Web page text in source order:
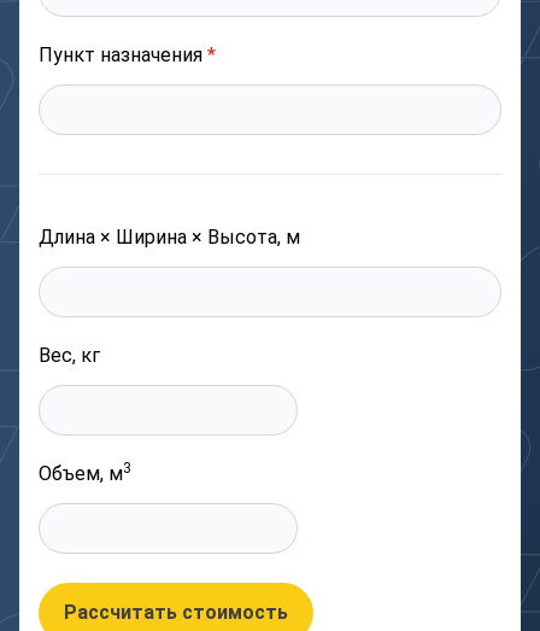
Пункт назначения *
Длина × Ширина × Высота, м
Вес, кг
Объем, м3
Рассчитать стоимость